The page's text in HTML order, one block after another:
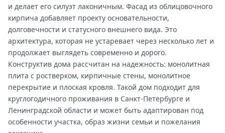
и делает его силуэт лаконичным. Фасад из облицовочного
кирпича добавляет проекту основательности,
долговечности и статусного внешнего вида. Это
архитектура, которая не устаревает через несколько лет и
продолжает выглядеть современно и дорого.
Конструктив дома рассчитан на надежность: монолитная
плита с ростверком, кирпичные стены, монолитное
перекрытие и плоская кровля. Такой дом подходит для
круглогодичного проживания в Санкт-Петербурге и
Ленинградской области и может быть адаптирован под
особенности участка, образ жизни семьи и пожелания